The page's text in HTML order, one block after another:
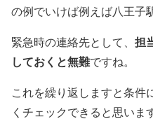
の例でいけば例えば八王子
緊急時の連絡先として、 担
しておくと無難ですね。
これを繰り返しますと条件
くチェックできると思いま